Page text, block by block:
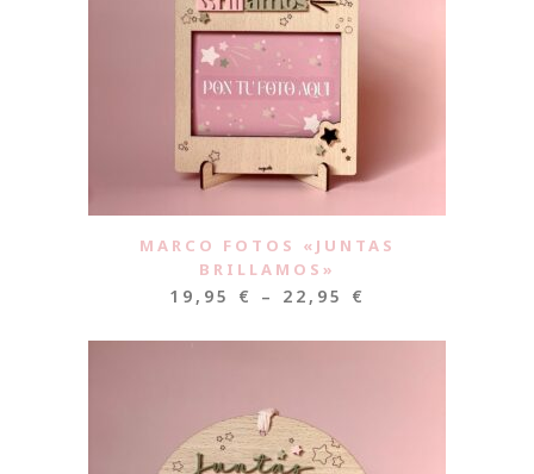
MARCO FOTOS «JUNTAS
BRILLAMOS»
19,95 € – 22,95 €